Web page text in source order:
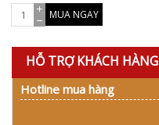
MUA NGAY
HỖ TRỢ KHÁCH HÀNG
Hotline mua hàng